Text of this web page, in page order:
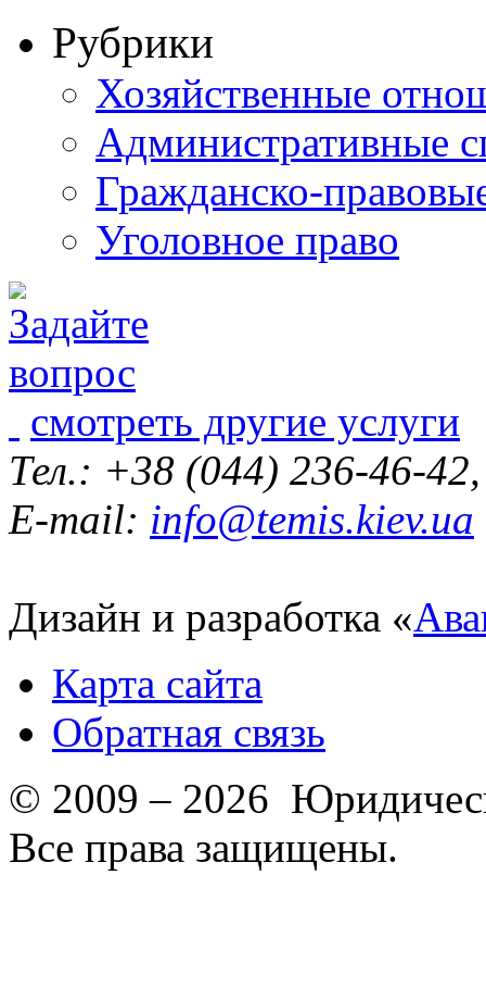
Рубрики
Хозяйственные
Административные
Гражданско-
Уголовное право
смотреть другие услуги
Тел.: +38 (044) 236-46-
E-mail: info@temis.kiev.ua
Дизайн и разработка «
Карта сайта
Обратная связь
© 2009 – 2026
Все права защищены.